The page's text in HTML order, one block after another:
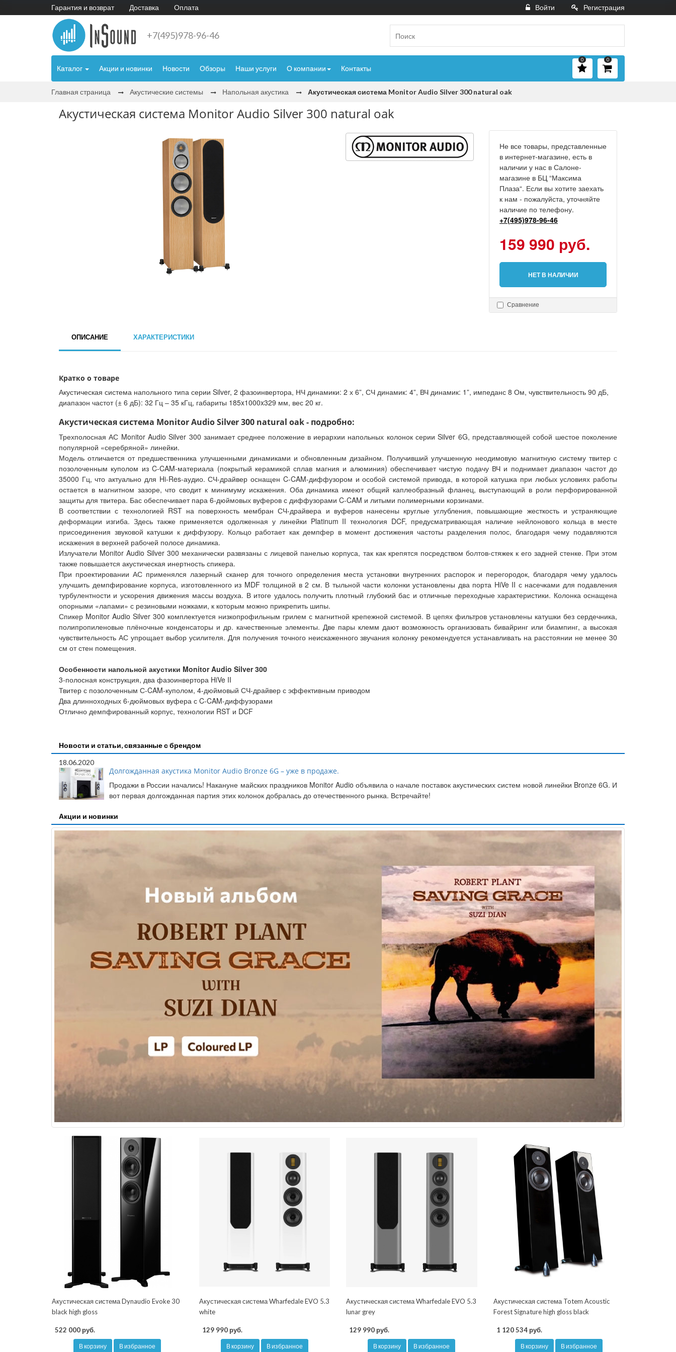
Гарантия и возврат Доставка Оплата Войти Регистрация
+7(495)978-96-46
Каталог Акции и новинки Новости Обзоры Наши услуги О компании Контакты
0
0
Главная страница Акустические системы Напольная акустика Акустическая система Monitor Audio Silver 300 natural oak
Акустическая система Monitor Audio Silver 300 natural oak
Не все товары, представленные
в интернет-магазине, есть в
наличии у нас в Салоне-
магазине в БЦ “Максима
Плаза“. Если вы хотите заехать
к нам - пожалуйста, уточняйте
наличие по телефону.
+7(495)978-96-46
159 990 руб.
НЕТ В НАЛИЧИИ
Сравнение
ОПИСАНИЕ ХАРАКТЕРИСТИКИ
Кратко о товаре
Акустическая система напольного типа серии Silver, 2 фазоинвертора, НЧ динамики: 2 х 6”, СЧ динамик: 4”, ВЧ динамик: 1”, импеданс 8 Ом, чувствительность 90 дБ,
диапазон частот (± 6 дБ): 32 Гц – 35 кГц, габариты 185x1000x329 мм, вес 20 кг.
Акустическая система Monitor Audio Silver 300 natural oak - подробно:
Трехполосная АС Monitor Audio Silver 300 занимает среднее положение в иерархии напольных колонок серии Silver 6G, представляющей собой шестое поколение
популярной «серебряной» линейки.
Модель отличается от предшественника улучшенными динамиками и обновленным дизайном. Получивший улучшенную неодимовую магнитную систему твитер с
позолоченным куполом из C-CAM-материала (покрытый керамикой сплав магния и алюминия) обеспечивает чистую подачу ВЧ и поднимает диапазон частот до
35000 Гц, что актуально для Hi-Res-аудио. СЧ-драйвер оснащен C-CAM-диффузором и особой системой привода, в которой катушка при любых условиях работы
остается в магнитном зазоре, что сводит к минимуму искажения. Оба динамика имеют общий каплеобразный фланец, выступающий в роли перфорированной
защиты для твитера. Бас обеспечивает пара 6-дюймовых вуферов с диффузорами C-CAM и литыми полимерными корзинами.
В соответствии с технологией RST на поверхность мембран СЧ-драйвера и вуферов нанесены круглые углубления, повышающие жесткость и устраняющие
деформации изгиба. Здесь также применяется одолженная у линейки Platinum II технология DCF, предусматривающая наличие нейлонового кольца в месте
присоединения звуковой катушки к диффузору. Кольцо работает как демпфер в момент достижения частоты разделения полос, благодаря чему подавляются
искажения в верхней рабочей полосе динамика.
Излучатели Monitor Audio Silver 300 механически развязаны с лицевой панелью корпуса, так как крепятся посредством болтов-стяжек к его задней стенке. При этом
также повышается акустическая инертность спикера.
При проектировании АС применялся лазерный сканер для точного определения места установки внутренних распорок и перегородок, благодаря чему удалось
улучшить демпфирование корпуса, изготовленного из MDF толщиной в 2 см. В тыльной части колонки установлены два порта HiVe II с насечками для подавления
турбулентности и ускорения движения массы воздуха. В итоге удалось получить плотный глубокий бас и отличные переходные характеристики. Колонка оснащена
опорными «лапами» с резиновыми ножками, к которым можно прикрепить шипы.
Спикер Monitor Audio Silver 300 комплектуется низкопрофильным грилем с магнитной крепежной системой. В цепях фильтров установлены катушки без сердечника,
полипропиленовые плёночные конденсаторы и др. качественные элементы. Две пары клемм дают возможность организовать бивайринг или биампинг, а высокая
чувствительность АС упрощает выбор усилителя. Для получения точного неискаженного звучания колонку рекомендуется устанавливать на расстоянии не менее 30
см от стен помещения.
Особенности напольной акустики Monitor Audio Silver 300
3-полосная конструкция, два фазоинвертора HiVe II
Твитер с позолоченным С-CAM-куполом, 4-дюймовый СЧ-драйвер с эффективным приводом
Два длинноходных 6-дюймовых вуфера с C-CAM-диффузорами
Отлично демпфированный корпус, технологии RST и DCF
Новости и статьи, связанные с брендом
18.06.2020
Долгожданная акустика Monitor Audio Bronze 6G – уже в продаже.
Продажи в России начались! Накануне майских праздников Monitor Audio объявила о начале поставок акустических систем новой линейки Bronze 6G. И
вот первая долгожданная партия этих колонок добралась до отечественного рынка. Встречайте!
Акции и новинки
Акустическая система Dynaudio Evoke 30
black high gloss
522 000 руб.
В корзину В избранное
Акустическая система Wharfedale EVO 5.3
white
129 990 руб.
В корзину В избранное
Акустическая система Wharfedale EVO 5.3
lunar grey
129 990 руб.
В корзину В избранное
Акустическая система Totem Acoustic
Forest Signature high gloss black
1 120 534 руб.
В корзину В избранное